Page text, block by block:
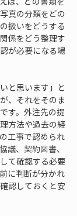
真の分類をどの
扱いをどうする
係をどう整理す
が必要になる場
と思います」と
、それをそのま
す。外注先の提
方法や過去の経
工事で認められ
議、契約図書、
て確認する必要
に判断が分かれ
認しておくと安